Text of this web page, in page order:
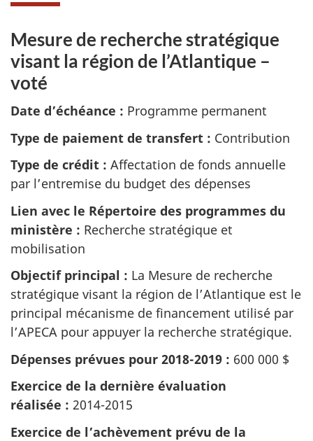
Mesure de recherche stratégique
visant la région de l’Atlantique –
voté
Date d’échéance : Programme permanent
Type de paiement de transfert : Contribution
Type de crédit : Affectation de fonds annuelle
par l’entremise du budget des dépenses
Lien avec le Répertoire des programmes du
ministère : Recherche stratégique et
mobilisation
Objectif principal : La Mesure de recherche
stratégique visant la région de l’Atlantique est le
principal mécanisme de financement utilisé par
l’APECA pour appuyer la recherche stratégique.
Dépenses prévues pour 2018-2019 : 600 000 $
Exercice de la dernière évaluation
réalisée : 2014-2015
Exercice de l’achèvement prévu de la